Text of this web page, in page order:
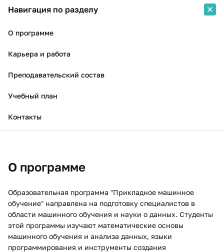
Навигация по разделу
О программе
Карьера и работа
Преподавательский состав
Учебный план
Контакты
О программе
Образовательная программа "Прикладное машинное
обучение" направлена на подготовку специалистов в
области машинного обучения и науки о данных. Студенты
этой программы изучают математические основы
машинного обучения и анализа данных, языки
программирования и инструменты создания